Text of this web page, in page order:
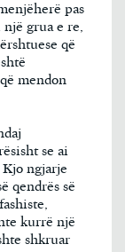
pas
grua e re,
që
mendon
se ai
ngjarje
qendrës së
kurrë një
shkruar